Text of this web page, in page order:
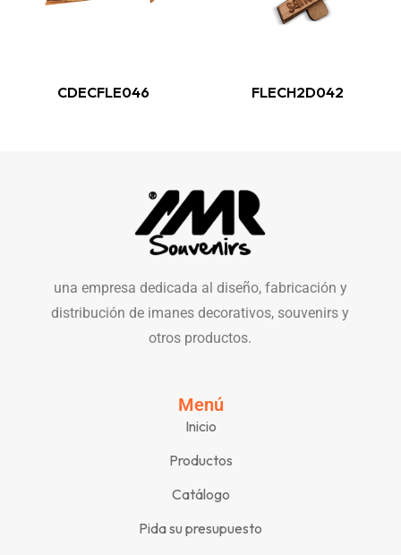
CDECFLE046 FLECH2D042
una empresa dedicada al diseño, fabricación y
distribución de imanes decorativos, souvenirs y
otros productos.
Menú
Inicio
Productos
Catálogo
Pida su presupuesto